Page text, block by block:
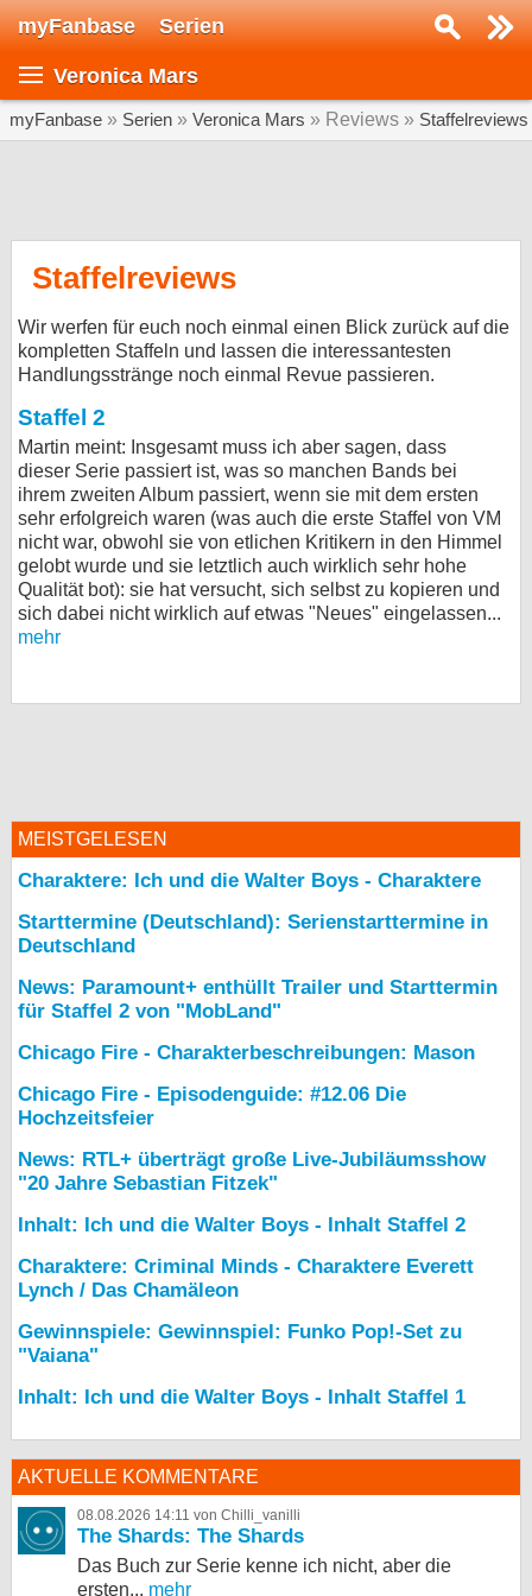
myFanbase Serien
Veronica Mars
myFanbase » Serien » Veronica Mars » Reviews » Staffelreviews
Staffelreviews
Wir werfen für euch noch einmal einen Blick zurück auf die
kompletten Staffeln und lassen die interessantesten
Handlungsstränge noch einmal Revue passieren.
Staffel 2
Martin meint: Insgesamt muss ich aber sagen, dass
dieser Serie passiert ist, was so manchen Bands bei
ihrem zweiten Album passiert, wenn sie mit dem ersten
sehr erfolgreich waren (was auch die erste Staffel von VM
nicht war, obwohl sie von etlichen Kritikern in den Himmel
gelobt wurde und sie letztlich auch wirklich sehr hohe
Qualität bot): sie hat versucht, sich selbst zu kopieren und
sich dabei nicht wirklich auf etwas "Neues" eingelassen...
mehr
MEISTGELESEN
Charaktere: Ich und die Walter Boys - Charaktere
Starttermine (Deutschland): Serienstarttermine in
Deutschland
News: Paramount+ enthüllt Trailer und Starttermin
für Staffel 2 von "MobLand"
Chicago Fire - Charakterbeschreibungen: Mason
Chicago Fire - Episodenguide: #12.06 Die
Hochzeitsfeier
News: RTL+ überträgt große Live-Jubiläumsshow
"20 Jahre Sebastian Fitzek"
Inhalt: Ich und die Walter Boys - Inhalt Staffel 2
Charaktere: Criminal Minds - Charaktere Everett
Lynch / Das Chamäleon
Gewinnspiele: Gewinnspiel: Funko Pop!-Set zu
"Vaiana"
Inhalt: Ich und die Walter Boys - Inhalt Staffel 1
AKTUELLE KOMMENTARE
08.08.2026 14:11 von Chilli_vanilli
The Shards: The Shards
Das Buch zur Serie kenne ich nicht, aber die
ersten... mehr
Serie suchen...
SERIEN
KULTUR
Specials
Gewinnspiele
Forum
bei X
bei Facebook
Impressum
Desktop-Ansicht